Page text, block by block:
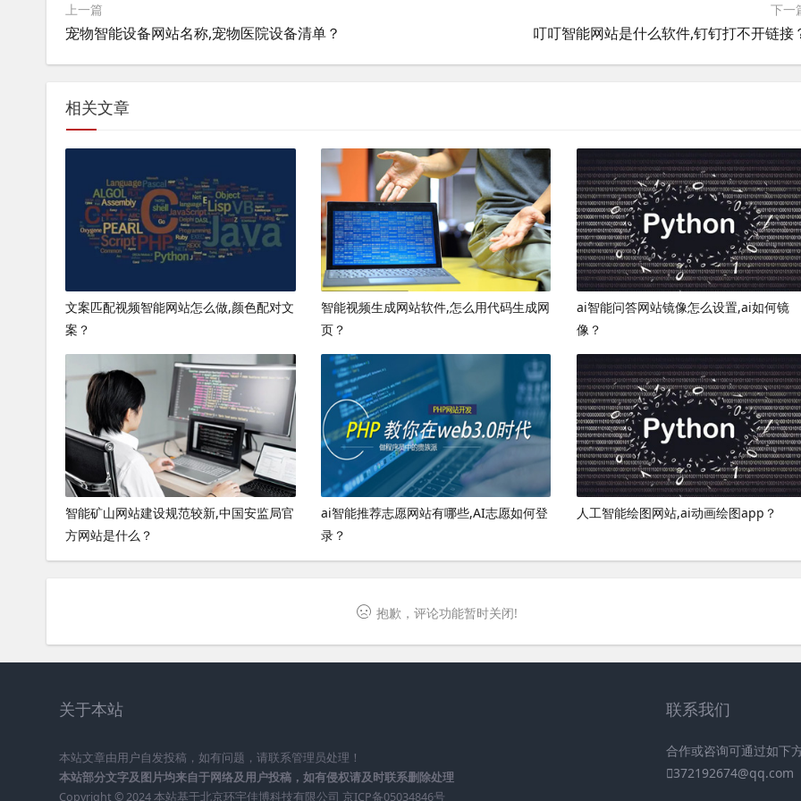
上一篇
宠物智能设备网站名称,宠物医院设备清单？
下一
叮叮智能网站是什么软件,钉钉打不开链接
相关文章
文案匹配视频智能网站怎么做,颜色配对文
案？
智能视频生成网站软件,怎么用代码生成网
页？
ai智能问答网站镜像怎么设置,ai如何镜
像？
智能矿山网站建设规范较新,中国安监局官
方网站是什么？
ai智能推荐志愿网站有哪些,AI志愿如何登
录？
人工智能绘图网站,ai动画绘图app？
抱歉，评论功能暂时关闭!
关于本站
本站文章由用户自发投稿，如有问题，请联系管理员处理！
本站部分文字及图片均来自于网络及用户投稿，如有侵权请及时联系删除处理
Copyright © 2024 本站基于北京环宇佳博科技有限公司 京ICP备05034846号
联系我们
合作或咨询可通过如下
372192674@qq.com